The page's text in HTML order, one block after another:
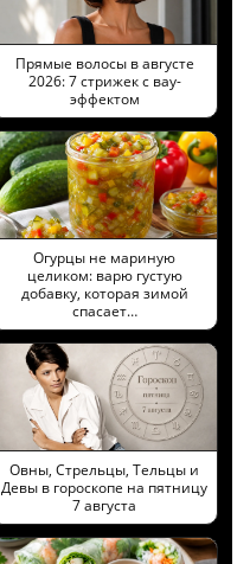
Прямые волосы в августе
2026: 7 стрижек с вау-
эффектом
Огурцы не мариную
целиком: варю густую
добавку, которая зимой
спасает…
Овны, Стрельцы, Тельцы и
Девы в гороскопе на пятницу
7 августа